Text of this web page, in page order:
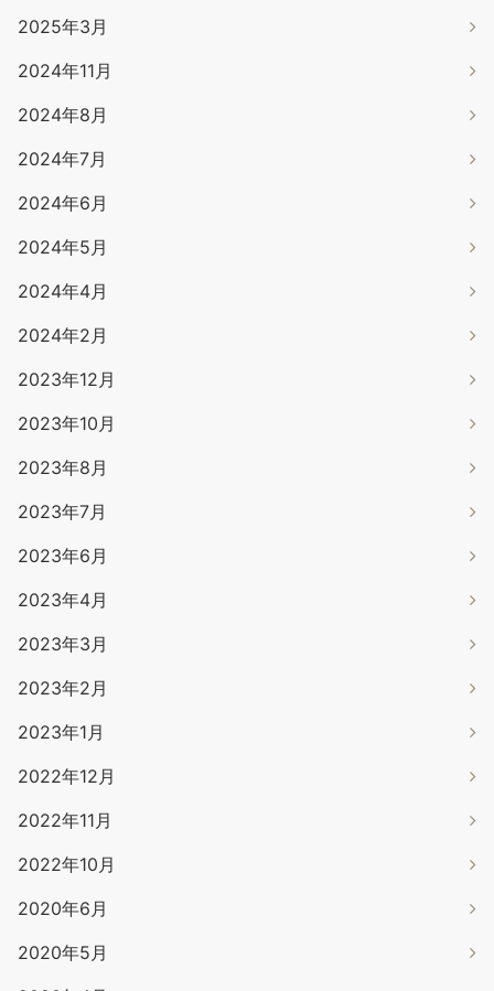
2025年3月
2024年11月
2024年8月
2024年7月
2024年6月
2024年5月
2024年4月
2024年2月
2023年12月
2023年10月
2023年8月
2023年7月
2023年6月
2023年4月
2023年3月
2023年2月
2023年1月
2022年12月
2022年11月
2022年10月
2020年6月
2020年5月